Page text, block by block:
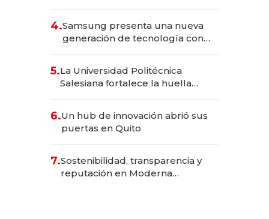
4.Samsung presenta una nueva
generación de tecnología con
5.La Universidad Politécnica
Salesiana fortalece la huella
6.Un hub de innovación abrió sus
puertas en Quito
7.Sostenibilidad, transparencia y
reputación en Moderna